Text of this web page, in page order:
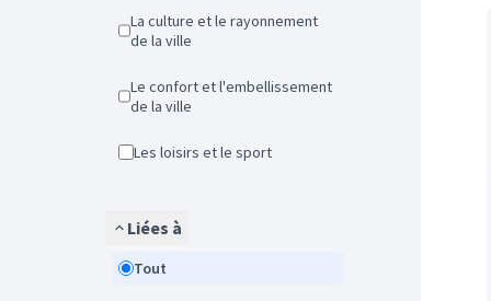
La culture et le rayonnement
de la ville
Le confort et l'embellissement
de la ville
Les loisirs et le sport
Liées à
Tout